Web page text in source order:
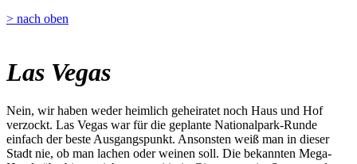
> nach oben
Las Vegas
Nein, wir haben weder heimlich geheiratet noch Haus und Hof
verzockt. Las Vegas war für die geplante Nationalpark-Runde
einfach der beste Ausgangspunkt. Ansonsten weiß man in dieser
Stadt nie, ob man lachen oder weinen soll. Die bekannten Mega-